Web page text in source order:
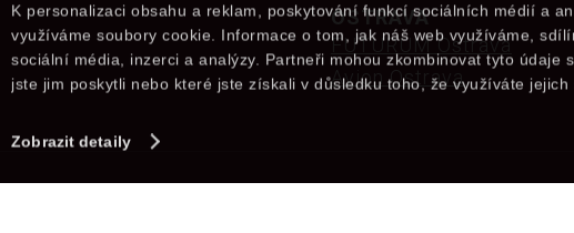
K personalizaci obsahu a reklam, poskytování funkcí sociálních médií a
využíváme soubory cookie. Informace o tom, jak náš web využíváme,
sociální média, inzerci a analýzy. Partneři mohou zkombinovat tyto údaje
jste jim poskytli nebo které jste získali v důsledku toho, že využíváte jejich
Zobrazit detaily
OSTRAVA
FUTURUM Ostrava
Avion Ostrava